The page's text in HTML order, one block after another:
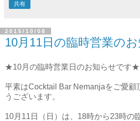
共有
2015/10/08
10月11日の臨時営業のお
★10月の臨時営業日のお知らせです★
平素はCocktail Bar Nemanjaをご愛顧
うございます。
10月11日（日）は、18時から23時の